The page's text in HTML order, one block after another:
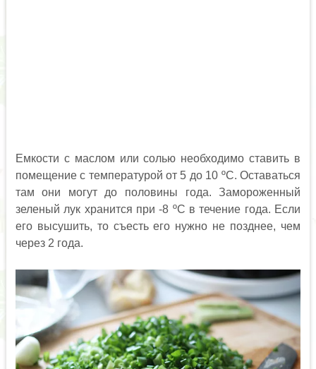
Емкости с маслом или солью необходимо ставить в
помещение с температурой от 5 до 10 ºС. Оставаться
там они могут до половины года. Замороженный
зеленый лук хранится при -8 ºС в течение года. Если
его высушить, то съесть его нужно не позднее, чем
через 2 года.